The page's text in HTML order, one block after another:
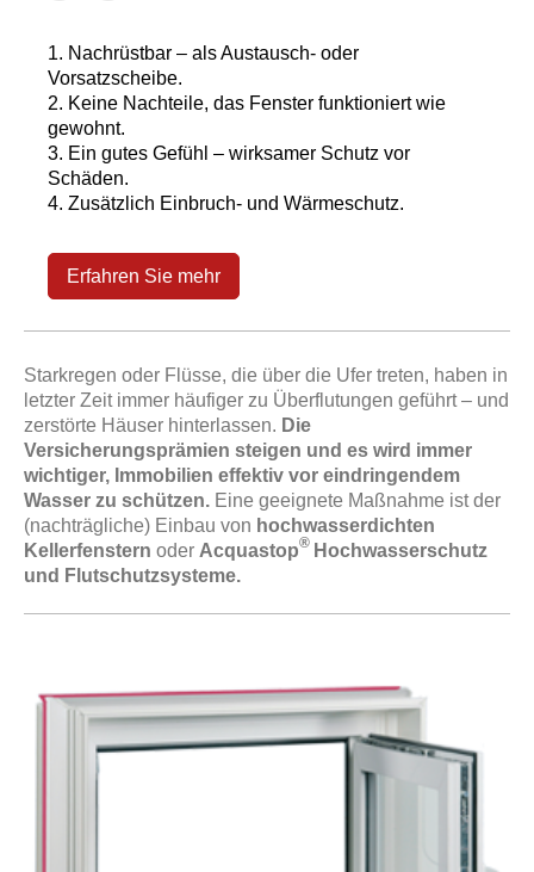
1. Nachrüstbar – als Austausch- oder
Vorsatzscheibe.
2. Keine Nachteile, das Fenster funktioniert wie
gewohnt.
3. Ein gutes Gefühl – wirksamer Schutz vor
Schäden.
4. Zusätzlich Einbruch- und Wärmeschutz.
Erfahren Sie mehr
Starkregen oder Flüsse, die über die Ufer treten, haben in
letzter Zeit immer häufiger zu Überflutungen geführt ­– und
zerstörte Häuser hinterlassen. Die
Versicherungsprämien steigen und es wird immer
wichtiger, Immobilien effektiv vor eindringendem
Wasser zu schützen. Eine geeignete Maßnahme ist der
(nachträgliche) Einbau von hochwasserdichten
Kellerfenstern oder Acquastop® Hochwasserschutz
und Flutschutzsysteme.